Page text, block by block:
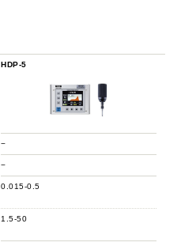
HDP-5
−
−
0.015-0.5
1.5-50